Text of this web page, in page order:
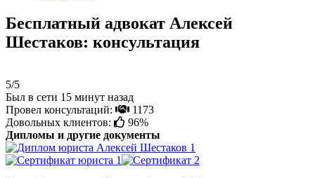
Бесплатный адвокат Алексей
Шестаков: консультация
5/5
Был в сети 15 минут назад
Провел консультаций:
1173
Довольных клиентов:
96%
Дипломы и другие документы